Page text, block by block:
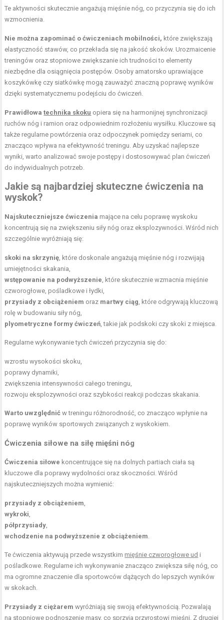
Te aktywności skutecznie angażują mięśnie nóg, co przyczynia się do ich
wzmocnienia.
Nie można zapominać o ćwiczeniach mobilności, które zwiększają
elastyczność stawów, co przekłada się na jakość skoków. Urozmaicenie
treningów oraz stopniowe zwiększanie ich trudności to elementy
niezbędne dla osiągnięcia postępów. Osoby amatorsko uprawiające
koszykówkę czy siatkówkę mogą zauważyć znaczną poprawę wyników
dzięki systematycznemu podejściu do ćwiczeń.
Prawidłowatechnika skoku opiera się na harmonijnej synchronizacji
ruchów nóg i ramion oraz odpowiednim rozłożeniu wysiłku. Kluczowe są
także regularne powtórzenia oraz odpoczynek pomiędzy seriami, co
znacząco wpływa na efektywność treningu. Aby uzyskać najlepsze
wyniki, warto analizować swoje postępy i dostosowywać plan ćwiczeń
do indywidualnych potrzeb.
Jakie są najbardziej skuteczne ćwiczenia na
wyskok?
Najskuteczniejsze ćwiczenia mające na celu poprawę wyskoku
koncentrują się na zwiększeniu siły nóg oraz eksplozywności. Wśród nich
szczególnie wyróżniają się:
skoki na skrzynię, które doskonale angażują mięśnie nóg i rozwijają
umiejętności skakania,
wstępowanie na podwyższenie, które skutecznie wzmacnia mięśnie
czworogłowe, pośladkowe i łydki,
przysiady z obciążeniem oraz martwy ciąg, które odgrywają kluczową
rolę w budowaniu siły nóg,
plyometryczne formy ćwiczeń, takie jak podskoki czy skoki z miejsca.
Regularne wykonywanie tych ćwiczeń przyczynia się do:
wzrostu wysokości skoku,
poprawy dynamiki,
zwiększenia intensywności całego treningu,
rozwoju eksplozywności oraz szybkości reakcji podczas skakania.
Warto uwzględnić w treningu różnorodność, co znacząco wpłynie na
poprawę wyników sportowych związanych z wyskokiem.
Ćwiczenia siłowe na siłę mięśni nóg
Ćwiczenia siłowe koncentrujące się na dolnych partiach ciała są
kluczowe dla poprawy wydolności oraz skoczności. Wśród
najskuteczniejszych można wymienić:
przysiady z obciążeniem,
wykroki,
półprzysiady,
wchodzenie na podwyższenie z obciążeniem.
Te ćwiczenia aktywują przede wszystkim mięśnie czworogłowe ud i
pośladkowe. Regularne ich wykonywanie znacząco zwiększa siłę nóg, co
ma ogromne znaczenie dla sportowców dążących do lepszych wyników
w skokach.
Przysiady z ciężarem wyróżniają się swoją efektywnością. Pozwalają
na stopniowe podnoszenie masy, co sprzyja przyrostowi mięśni. Z drugiej